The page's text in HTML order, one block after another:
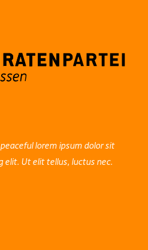
lorem ipsum dolor sit
elit. Ut elit tellus, luctus nec.